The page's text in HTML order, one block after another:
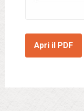
Apri il PDF